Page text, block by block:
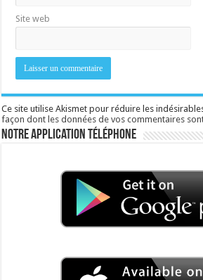
Site web
Ce site utilise Akismet pour réduire les
façon dont les données de vos commentaires
Notre application téléphone